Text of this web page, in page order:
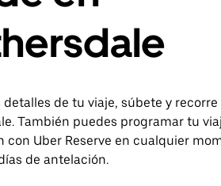
detalles de tu viaje, súbete y recorre
También puedes programar tu
con Uber Reserve en cualquier
de antelación.